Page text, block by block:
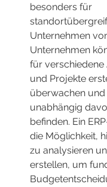
besonders für
Unternehmen
Unternehmen
für verschiedene
und Projekte
überwachen und
unabhängig
befinden. Ein
die Möglichkeit,
zu analysieren
erstellen, um